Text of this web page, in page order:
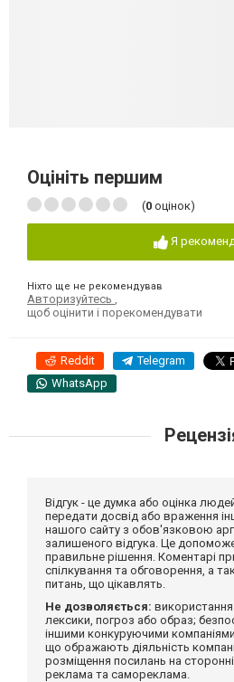
Оцініть першим
(0 оцінок)
Я
Ніхто ще не рекомендував
Авторизуйтесь
щоб оцінити і порекомендувати
Reddit Telegram
WhatsApp
Відгук - це думка або оцінка
передати досвід або враження
нашого сайту з обов'язковою
залишеного відгука. Це
правильне рішення. Коментарі
спілкування та обговорення, а
питань, що цікавлять.
Не дозволяється:
лексики, погроз або образ;
іншими конкуруючими
що ображають діяльність
розміщення посилань на
реклама та самореклама.